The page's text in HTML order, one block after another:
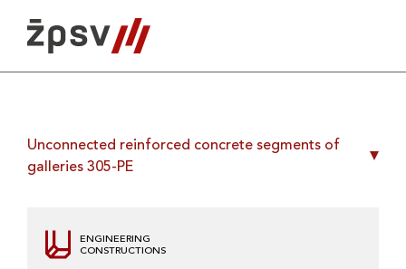
content
Unconnected reinforced concrete segments of
galleries 305-PE
ENGINEERING
CONSTRUCTIONS